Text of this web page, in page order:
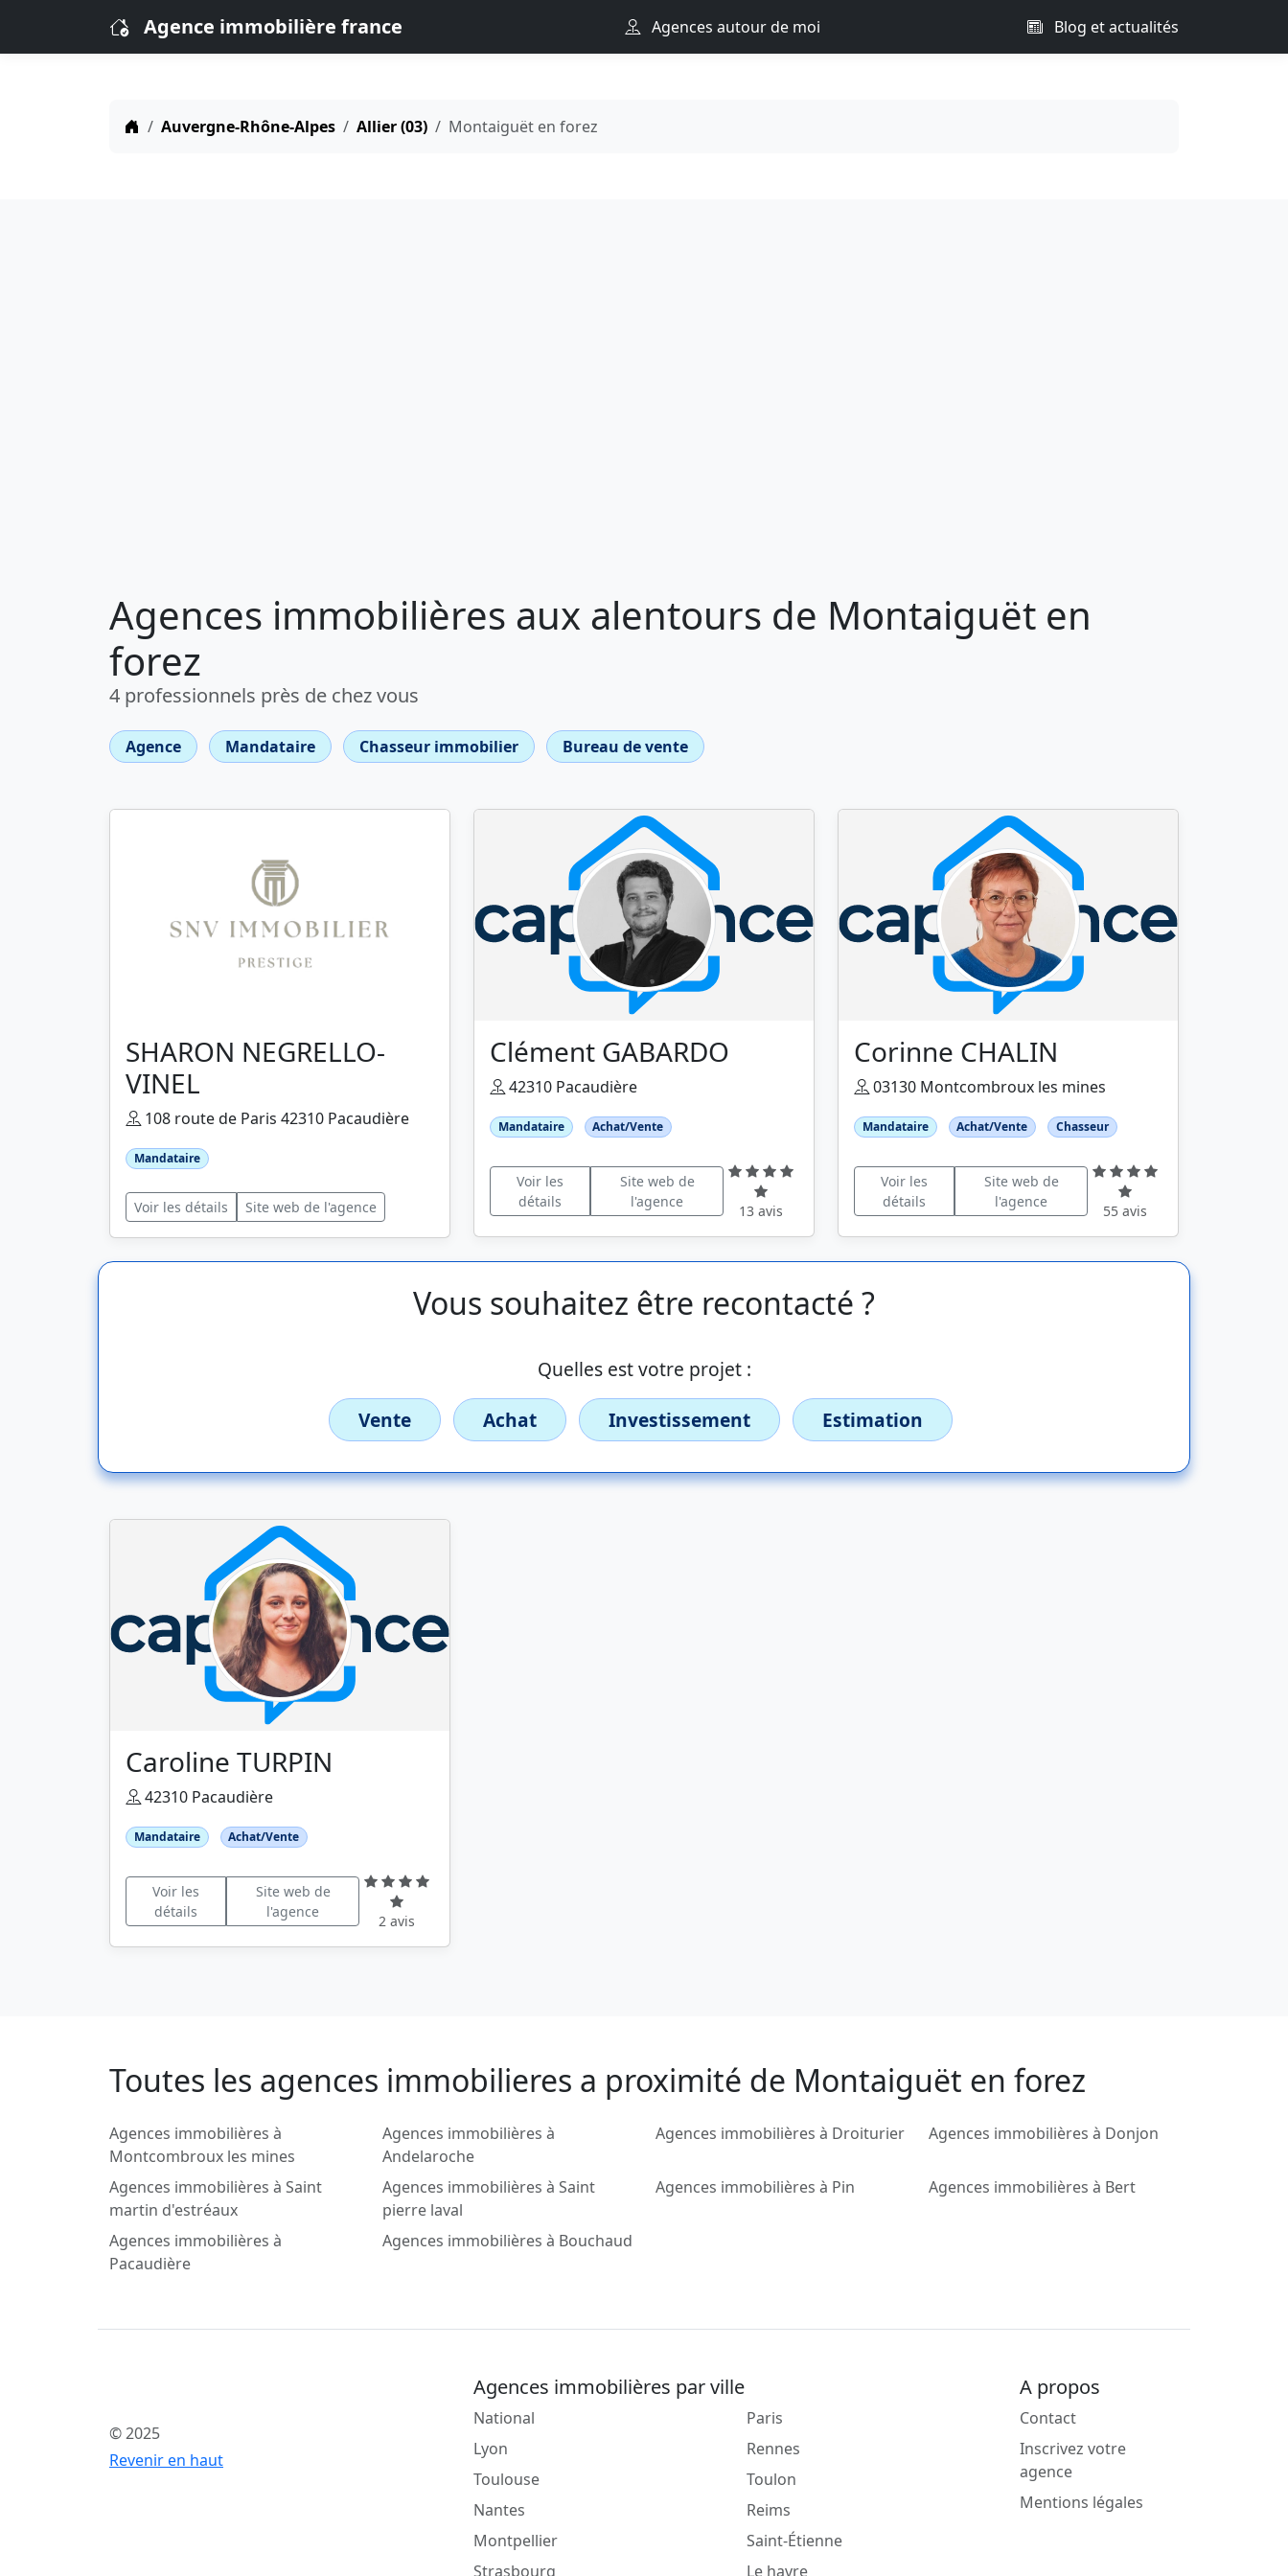
Agence immobilière france Agences autour de moi Blog et actualités
Auvergne-Rhône-Alpes Allier (03) Montaiguët en forez
Agences immobilières aux alentours de Montaiguët en
forez
4 professionnels près de chez vous
Agence Mandataire Chasseur immobilier Bureau de vente
SHARON NEGRELLO-
VINEL
108 route de Paris 42310 Pacaudière
Mandataire
Voir les détails Site web de l'agence
Clément GABARDO
42310 Pacaudière
Mandataire Achat/Vente
Voir les
détails
Site web de
l'agence
13 avis
Corinne CHALIN
03130 Montcombroux les mines
Mandataire Achat/Vente Chasseur
Voir les
détails
Site web de
l'agence
55 avis
Vous souhaitez être recontacté ?
Quelles est votre projet :
Vente
Achat Investissement Estimation
Caroline TURPIN
42310 Pacaudière
Mandataire Achat/Vente
Voir les
détails
Site web de
l'agence
2 avis
Toutes les agences immobilieres a proximité de Montaiguët en forez
Agences immobilières à
Montcombroux les mines
Agences immobilières à
Andelaroche
Agences immobilières à Droiturier Agences immobilières à Donjon
Agences immobilières à Saint
martin d'estréaux
Agences immobilières à Saint
pierre laval
Agences immobilières à Pin Agences immobilières à Bert
Agences immobilières à
Pacaudière
Agences immobilières à Bouchaud
© 2025
Revenir en haut
Agences immobilières par ville
National
Lyon
Toulouse
Nantes
Montpellier
Strasbourg
Paris
Rennes
Toulon
Reims
Saint-Étienne
Le havre
A propos
Contact
Inscrivez votre
agence
Mentions légales